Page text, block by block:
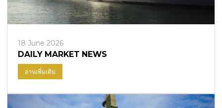
18 June 2026
DAILY MARKET NEWS
อ่านเพิ่มเติม